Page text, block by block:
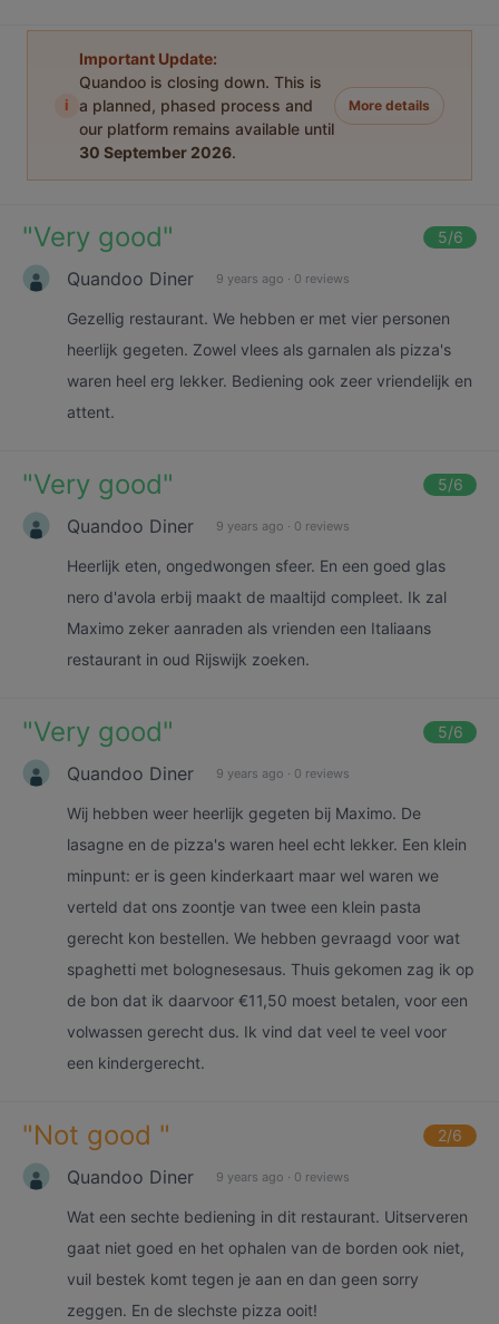
i
Important Update:
Quandoo is closing down. This is
a planned, phased process and
our platform remains available until
30 September 2026.
More details
"Very good" 5/6
Quandoo Diner 9 years ago · 0 reviews
Gezellig restaurant. We hebben er met vier personen
heerlijk gegeten. Zowel vlees als garnalen als pizza's
waren heel erg lekker. Bediening ook zeer vriendelijk en
attent.
"Very good" 5/6
Quandoo Diner 9 years ago · 0 reviews
Heerlijk eten, ongedwongen sfeer. En een goed glas
nero d'avola erbij maakt de maaltijd compleet. Ik zal
Maximo zeker aanraden als vrienden een Italiaans
restaurant in oud Rijswijk zoeken.
"Very good" 5/6
Quandoo Diner 9 years ago · 0 reviews
Wij hebben weer heerlijk gegeten bij Maximo. De
lasagne en de pizza's waren heel echt lekker. Een klein
minpunt: er is geen kinderkaart maar wel waren we
verteld dat ons zoontje van twee een klein pasta
gerecht kon bestellen. We hebben gevraagd voor wat
spaghetti met bolognesesaus. Thuis gekomen zag ik op
de bon dat ik daarvoor €11,50 moest betalen, voor een
volwassen gerecht dus. Ik vind dat veel te veel voor
een kindergerecht.
"Not good " 2/6
Quandoo Diner 9 years ago · 0 reviews
Wat een sechte bediening in dit restaurant. Uitserveren
gaat niet goed en het ophalen van de borden ook niet,
vuil bestek komt tegen je aan en dan geen sorry
zeggen. En de slechste pizza ooit!